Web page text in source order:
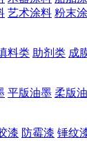
艺术涂料 粉末
料类 助剂类 成
平版油墨 柔版
漆 防霉漆 锤纹